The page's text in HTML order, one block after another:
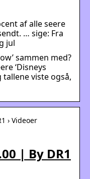
af alle seere
… sige: Fra
jul
sammen med?
‘Disneys
tallene viste også,
› Videoer
| By DR1